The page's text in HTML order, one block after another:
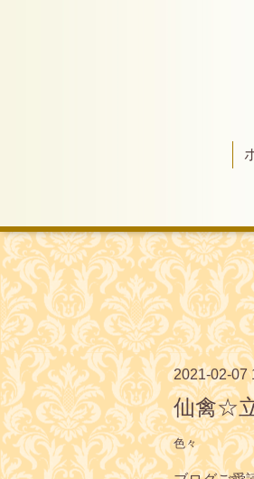
2021-02-07
仙禽☆
色々